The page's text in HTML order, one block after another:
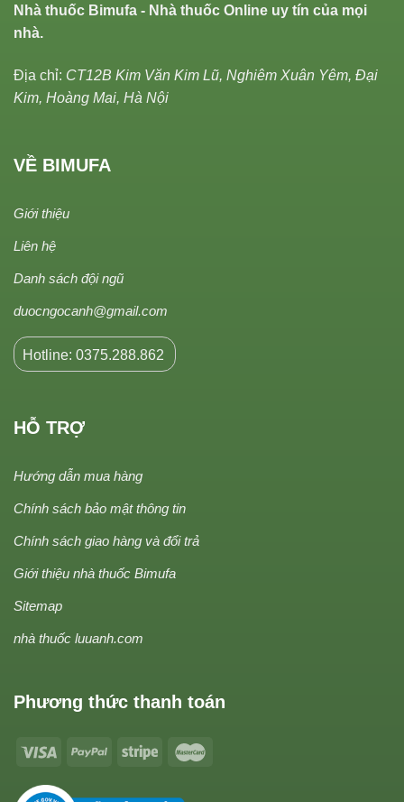
Nhà thuốc Bimufa - Nhà thuốc Online uy tín của mọi
nhà.
Địa chỉ: CT12B Kim Văn Kim Lũ, Nghiêm Xuân Yêm, Đại
Kim, Hoàng Mai, Hà Nội
VỀ BIMUFA
Giới thiệu
Liên hệ
Danh sách đội ngũ
duocngocanh@gmail.com
Hotline: 0375.288.862
HỖ TRỢ
Hướng dẫn mua hàng
Chính sách bảo mật thông tin
Chính sách giao hàng và đổi trả
Giới thiệu nhà thuốc Bimufa
Sitemap
nhà thuốc luuanh.com
Phương thức thanh toán